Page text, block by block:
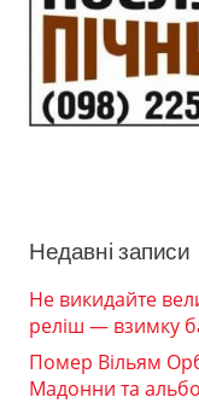
Недавні записи
Не викидайте
реліш — взимку
Помер Вільям
Мадонни та